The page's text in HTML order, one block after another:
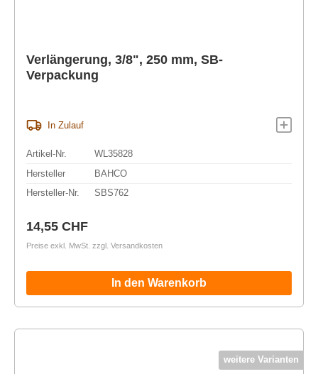
Verlängerung, 3/8", 250 mm, SB-
Verpackung
In Zulauf
Artikel-Nr.
WL35828
Hersteller
BAHCO
Hersteller-Nr.
SBS762
Regulärer Preis:
14,55 CHF
Preise exkl. MwSt. zzgl. Versandkosten
In den Warenkorb
weitere Varianten